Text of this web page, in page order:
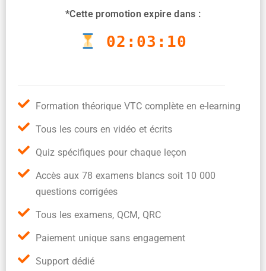
*Cette promotion expire dans :
02:03:10
Formation théorique VTC complète en e-learning
Tous les cours en vidéo et écrits
Quiz spécifiques pour chaque leçon
Accès aux 78 examens blancs soit 10 000
questions corrigées
Tous les examens, QCM, QRC
Paiement unique sans engagement
Support dédié